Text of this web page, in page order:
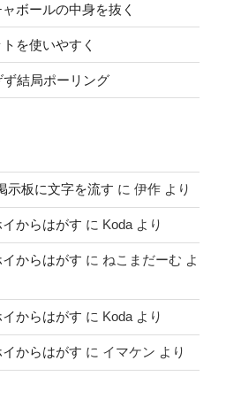
ボールの中身を抜く
を使いやすく
結局ポーリング
示板に文字を流す に 伊作 より
からはがす に Koda より
からはがす に ねこまだーむ よ
からはがす に Koda より
からはがす に イマケン より